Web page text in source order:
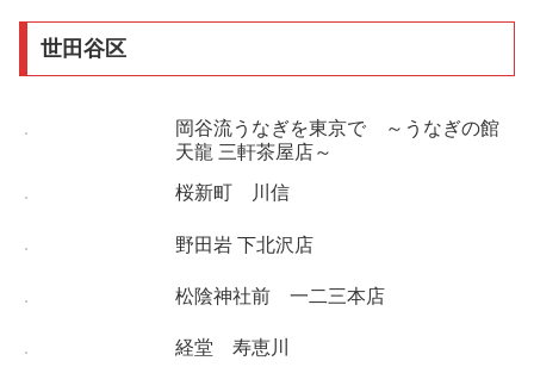
世田谷区
岡谷流うなぎを東京で ～うなぎの館
天龍 三軒茶屋店～
桜新町 川信
野田岩 下北沢店
松陰神社前 一二三本店
経堂 寿恵川